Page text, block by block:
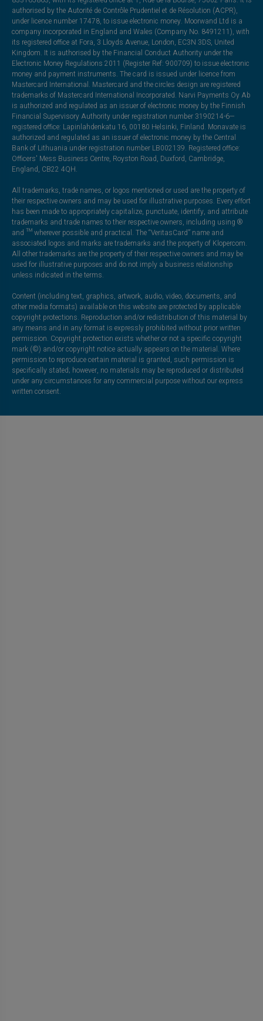
authorised by the Autorité de Contrôle Prudentiel et de Résolution (ACPR),
under licence number 17478, to issue electronic money. Moorwand Ltd is a
company incorporated in England and Wales (Company No. 8491211), with
its registered office at Fora, 3 Lloyds Avenue, London, EC3N 3DS, United
Kingdom. It is authorised by the Financial Conduct Authority under the
Electronic Money Regulations 2011 (Register Ref: 900709) to issue electronic
money and payment instruments. The card is issued under licence from
Mastercard International. Mastercard and the circles design are registered
trademarks of Mastercard International Incorporated. Narvi Payments Oy Ab
is authorized and regulated as an issuer of electronic money by the Finnish
Financial Supervisory Authority under registration number 3190214-6—
registered office: Lapinlahdenkatu 16, 00180 Helsinki, Finland. Monavate is
authorized and regulated as an issuer of electronic money by the Central
Bank of Lithuania under registration number LB002139. Registered office:
Officers' Mess Business Centre, Royston Road, Duxford, Cambridge,
England, CB22 4QH.
All trademarks, trade names, or logos mentioned or used are the property of
their respective owners and may be used for illustrative purposes. Every effort
has been made to appropriately capitalize, punctuate, identify, and attribute
trademarks and trade names to their respective owners, including using ®
and ™ wherever possible and practical. The “VeritasCard” name and
associated logos and marks are trademarks and the property of Klopercom.
All other trademarks are the property of their respective owners and may be
used for illustrative purposes and do not imply a business relationship
unless indicated in the terms.
Content (including text, graphics, artwork, audio, video, documents, and
other media formats) available on this website are protected by applicable
copyright protections. Reproduction and/or redistribution of this material by
any means and in any format is expressly prohibited without prior written
permission. Copyright protection exists whether or not a specific copyright
mark (©) and/or copyright notice actually appears on the material. Where
permission to reproduce certain material is granted, such permission is
specifically stated; however, no materials may be reproduced or distributed
under any circumstances for any commercial purpose without our express
written consent.